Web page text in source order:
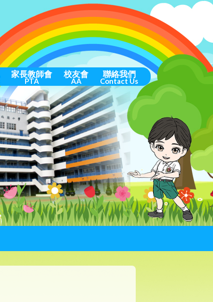
家長教師會
PTA
校友會
AA
聯絡我們
Contact Us